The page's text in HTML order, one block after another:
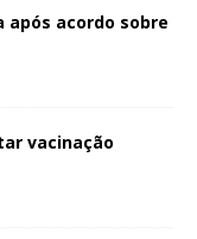
após acordo sobre
vacinação